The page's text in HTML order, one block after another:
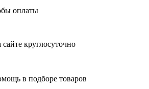
оплаты
круглосуточно
в подборе товаров